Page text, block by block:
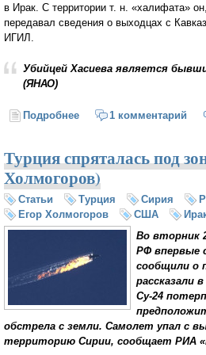
в Ирак. С территории т. н. «халифата»
передавал сведения о выходцах с
ИГИЛ.
Убийцей Хасиева является
(ЯНАО)
Подробнее о Палачом1 комментарий
Турция спряталась под
Холмогоров)
Статьи Турция Сирия
Егор Холмогоров
США
Во вторник
РФ впервые
сообщили о
рассказали
Су-24
обстрела с земли. Самолет упал с
территорию Сирии, сообщает РИА